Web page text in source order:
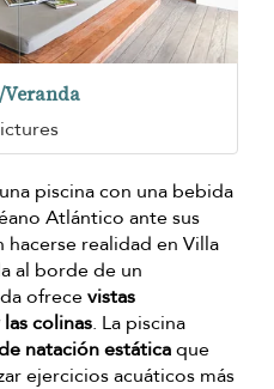
piscina con una bebida
Atlántico ante sus
realidad en Villa
al borde de un
ofrecevistas
colinas. La piscina
natación estáticaque
ejercicios acuáticos más